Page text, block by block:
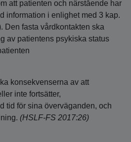
att patienten och närstående har
information i enlighet med 3 kap.
Den fasta vårdkontakten ska
av patientens psykiska status
konsekvenserna av att
inte fortsätter,
tid för sina överväganden, och
(HSLF-FS 2017:26)